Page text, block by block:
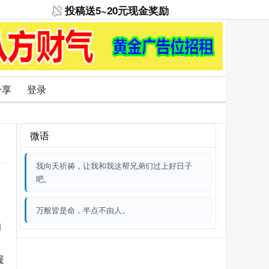
投稿送5~20元现金奖励
登录
微语
我向天祈祷，让我和我这帮兄弟们过上好日子
吧。
万般皆是命，半点不由人。